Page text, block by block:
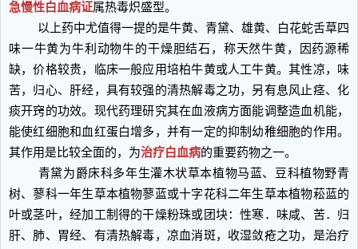
急慢性白血病证属热毒炽盛型。
以上药中尤值得一提的是牛黄、青黛、雄黄、白花蛇舌草四
味一牛黄为牛利动物牛的干燥胆结石，称天然牛黄，因药源稀
缺，价格较贵，临床一般应用培柏牛黄或人工牛黄。其性凉，味
苦，归心、肝经，具有较强的清热解毒之功，另有息风止痉、化
痰开窍的功效。现代药理研究其在血液病方面能调整造血机能，
能使红细胞和血红蛋白增多，并有一定的抑制幼稚细胞的作用。
其作用是比较全面的，为治疗白血病的重要药物之一。
青黛为爵床科多年生灌木状草本植物马蓝、豆科植物野青
树、蓼科一年生草本植物蓼蓝或十字花科二年生草本植物菘蓝的
叶或茎叶，经加工制得的干燥粉珠或团块：性寒．味咸、苦．归
肝、肺、胃经、有清热解毒，凉血消斑，收湿敛疮之功，是治疗